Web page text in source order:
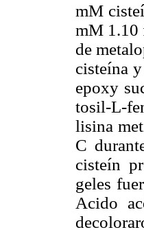
mM
mM 1.10
de
cisteína
epoxy
tosil-L-
lisina
C
cisteín
geles
Acido